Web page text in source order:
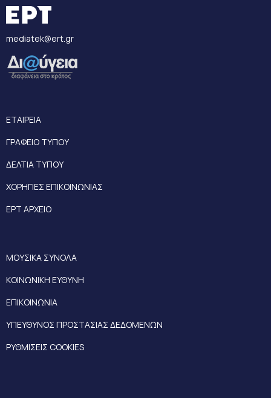
mediatek@ert.gr
ΕΤΑΙΡΕΙΑ
ΓΡΑΦΕΙΟ ΤΥΠΟΥ
ΔΕΛΤΙΑ ΤΥΠΟΥ
ΧΟΡΗΓΙΕΣ ΕΠΙΚΟΙΝΩΝΙΑΣ
ΕΡΤ ΑΡΧΕΙΟ
ΜΟΥΣΙΚΑ ΣΥΝΟΛΑ
ΚΟΙΝΩΝΙΚΗ ΕΥΘΥΝΗ
ΕΠΙΚΟΙΝΩΝΙΑ
ΥΠΕΥΘΥΝΟΣ ΠΡΟΣΤΑΣΙΑΣ ΔΕΔΟΜΕΝΩΝ
ΡΥΘΜΙΣΕΙΣ COOKIES